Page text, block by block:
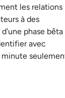
les relations
à des
phase bêta
avec
minute